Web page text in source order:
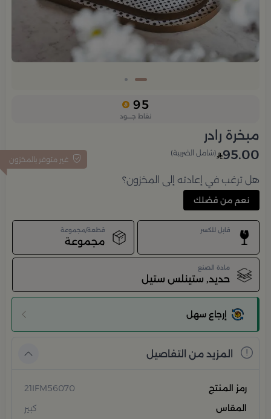
95
نقاط جــــود
مبخرة رادر
غير متوفر بالمخزون 95.00 (شامل الضريبة)
هل ترغب في إعادته إلى المخزون؟
نعم من فضلك
قابل للكسر قطعة/مجموعة
مجموعة
مادة الصنع
حديد, ستينلس ستيل
إرجاع سهل
المزيد من التفاصيل
رمز المنتج
21IFM56070
المقاس
كبير